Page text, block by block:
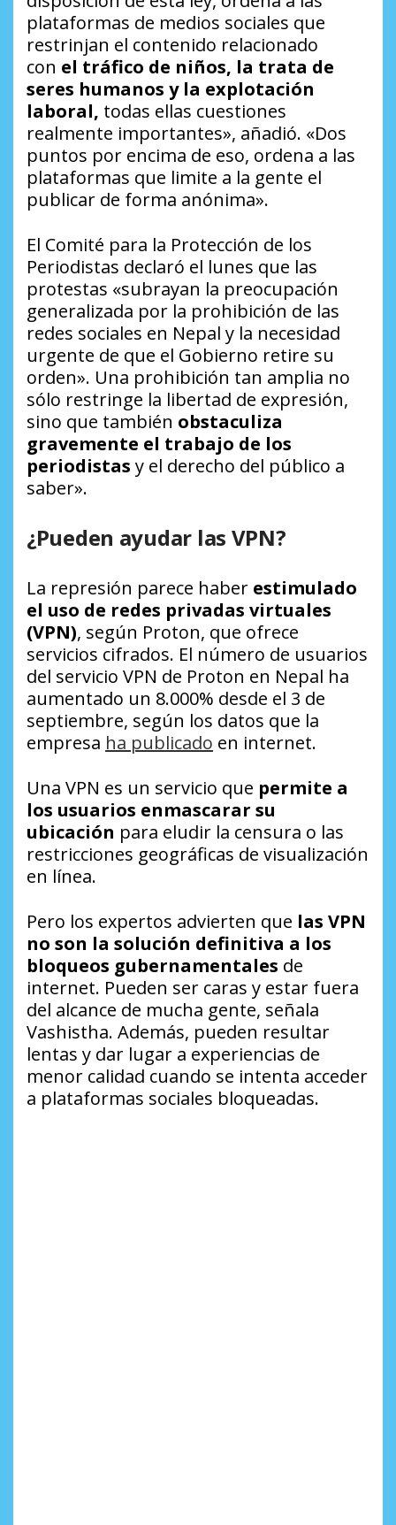
plataformas de medios sociales que
restrinjan el contenido relacionado
con el tráfico de niños, la trata de
seres humanos y la explotación
laboral, todas ellas cuestiones
realmente importantes», añadió. «Dos
puntos por encima de eso, ordena a las
plataformas que limite a la gente el
publicar de forma anónima».
El Comité para la Protección de los
Periodistas declaró el lunes que las
protestas «subrayan la preocupación
generalizada por la prohibición de las
redes sociales en Nepal y la necesidad
urgente de que el Gobierno retire su
orden». Una prohibición tan amplia no
sólo restringe la libertad de expresión,
sino que también obstaculiza
gravemente el trabajo de los
periodistas y el derecho del público a
saber».
¿Pueden ayudar las VPN?
La represión parece haber estimulado
el uso de redes privadas virtuales
(VPN), según Proton, que ofrece
servicios cifrados. El número de usuarios
del servicio VPN de Proton en Nepal ha
aumentado un 8.000% desde el 3 de
septiembre, según los datos que la
empresa ha publicado en internet.
Una VPN es un servicio que permite a
los usuarios enmascarar su
ubicación para eludir la censura o las
restricciones geográficas de visualización
en línea.
Pero los expertos advierten que las VPN
no son la solución definitiva a los
bloqueos gubernamentales de
internet. Pueden ser caras y estar fuera
del alcance de mucha gente, señala
Vashistha. Además, pueden resultar
lentas y dar lugar a experiencias de
menor calidad cuando se intenta acceder
a plataformas sociales bloqueadas.